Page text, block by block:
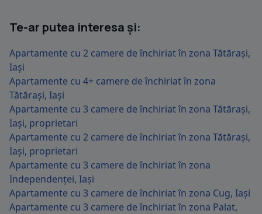
Te-ar putea interesa și:
Apartamente cu 2 camere de închiriat în zona Tătărași,
Iași
Apartamente cu 4+ camere de închiriat în zona
Tătărași, Iași
Apartamente cu 3 camere de închiriat în zona Tătărași,
Iași, proprietari
Apartamente cu 2 camere de închiriat în zona Tătărași,
Iași, proprietari
Apartamente cu 3 camere de închiriat în zona
Independenței, Iași
Apartamente cu 3 camere de închiriat în zona Cug, Iași
Apartamente cu 3 camere de închiriat în zona Palat,